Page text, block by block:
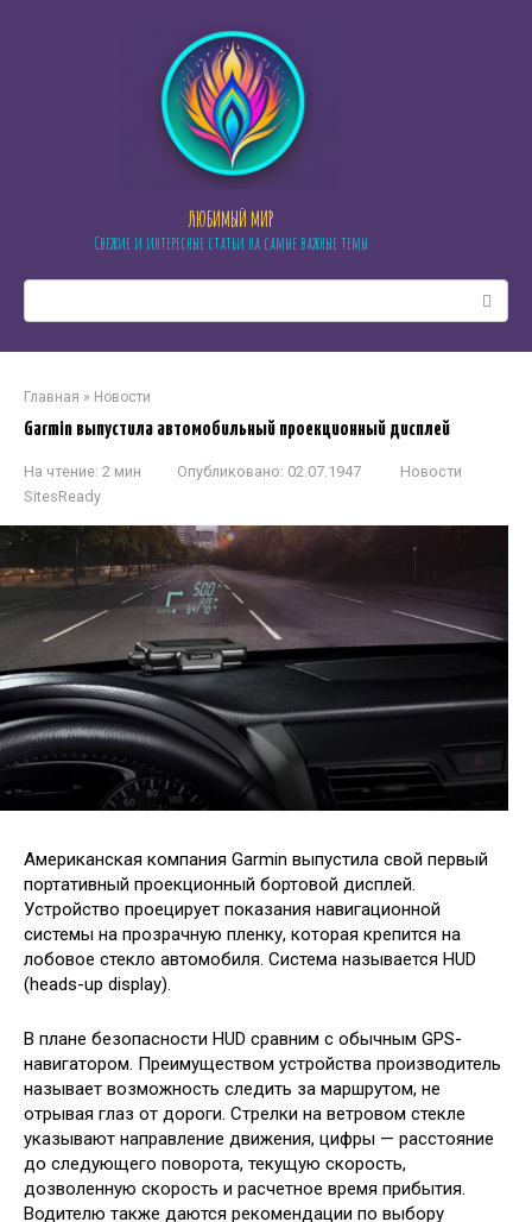
ЛЮБИМЫЙ МИР
Свежие и интересные статьи на самые важные темы
Главная » Новости
Garmin выпустила автомобильный проекционный дисплей
На чтение: 2 мин Опубликовано: 02.07.1947
Новости
SitesReady
Американская компания Garmin выпустила свой первый
портативный проекционный бортовой дисплей.
Устройство проецирует показания навигационной
системы на прозрачную пленку, которая крепится на
лобовое стекло автомобиля. Система называется HUD
(heads-up display).
В плане безопасности HUD сравним с обычным GPS-
навигатором. Преимуществом устройства производитель
называет возможность следить за маршрутом, не
отрывая глаз от дороги. Стрелки на ветровом стекле
указывают направление движения, цифры — расстояние
до следующего поворота, текущую скорость,
дозволенную скорость и расчетное время прибытия.
Водителю также даются рекомендации по выбору